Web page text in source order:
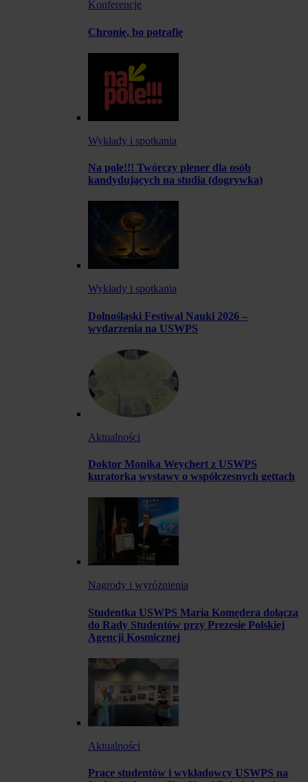
Konferencje
Chronię, bo potrafię
Wykłady i spotkania
Na pole!!! Twórczy plener dla osób
kandydujących na studia (dogrywka)
Wykłady i spotkania
Dolnośląski Festiwal Nauki 2026 –
wydarzenia na USWPS
Aktualności
Doktor Monika Weychert z USWPS
kuratorką wystawy o współczesnych gettach
Nagrody i wyróżnienia
Studentka USWPS Maria Komędera dołącza
do Rady Studentów przy Prezesie Polskiej
Agencji Kosmicznej
Aktualności
Prace studentów i wykładowcy USWPS na